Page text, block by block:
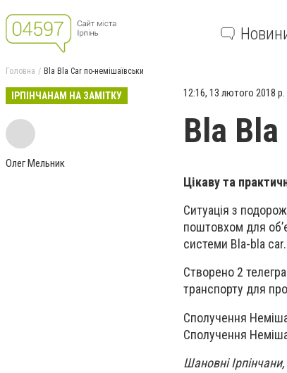
Головна Bla Bla Car по-немішаївськи
ІРПІНЧАНАМ НА ЗАМІТКУ
Олег Мельник
12:16, 13 лютого 2018 р.
Bla
Цікаву та
Ситуація з
поштовхом для
системи Bla-bla car.
Створено 2
транспорту для
Сполучення
Сполучення
Шановні